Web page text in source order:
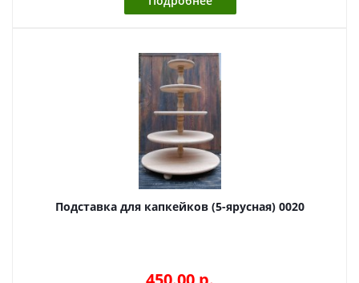
Подставка для капкейков (5-ярусная) 0020